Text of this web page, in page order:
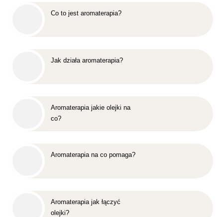
Co to jest aromaterapia?
Jak działa aromaterapia?
Aromaterapia jakie olejki na
co?
Aromaterapia na co pomaga?
Aromaterapia jak łączyć
olejki?